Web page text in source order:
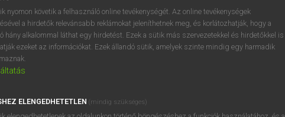
BELÉPÉS
próbaverziójának elindításához
regisztrálok ésbelépek.
REGISZTRÁCIÓ
nyomon követik a felhasználó online tevékenységét. Az online tevékenységek
a hirdetők relevánsabb reklámokat jeleníthetnek meg, és korlátozhatják, hogy a
hány alkalommal láthat egy hirdetést. Ezek a sütik más szervezetekkel és hirdetőkkel is
ezeket az információkat. Ezek állandó sütik, amelyek szinte mindig egy harmadik
ELENGEDHETETLEN (mindig szükséges)